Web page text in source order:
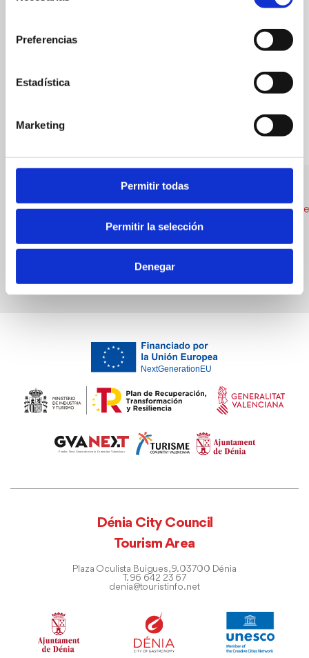
Preferencias
Estadística
Marketing
Permitir todas
Permitir la selección
Denegar
Local Cuisine
Dénia City Council
Tourism Area
Plaza Oculista Buigues, 9. 03700 Dénia
T. 96 642 23 67
denia@touristinfo.net